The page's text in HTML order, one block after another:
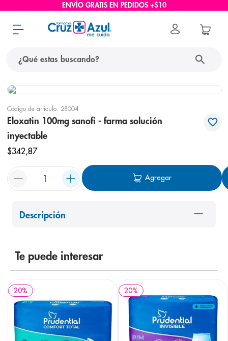
ENVÍO GRATIS EN PEDIDOS +$10
Código de artículo: 28004
Eloxatin 100mg sanofi - farma solución
inyectable
$342,87
Agregar
Descripción
Te puede interesar
20% 20%
términos más buscados
2. pañales
3 . eucerin
4. cerave
bioderma
9 . panolini